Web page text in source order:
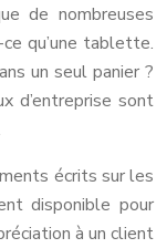
de nombreuses
qu’une tablette.
un seul panier ?
d’entreprise sont
écrits sur les
disponible pour
à un client